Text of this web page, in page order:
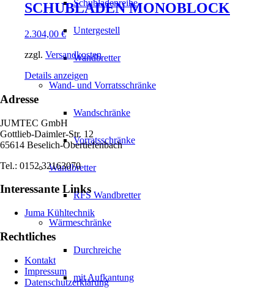
Schubladenreihe
Untergestell
Wandbretter
Wand- und Vorratsschränke
Wandschränke
Vorratsschränke
Wandbretter
RFS Wandbretter
Wärmeschränke
Durchreiche
mit Aufkantung
SCHUBLADEN MONOBLOCK
2.304,00 €
zzgl. Versandkosten
Details anzeigen
Adresse
JUMTEC GmbH
Gottlieb-Daimler-Str. 12
65614 Beselich-Obertiefenbach
Tel.: 0152 32163070
Interessante Links
Juma Kühltechnik
Rechtliches
Kontakt
Impressum
Datenschutzerklärung